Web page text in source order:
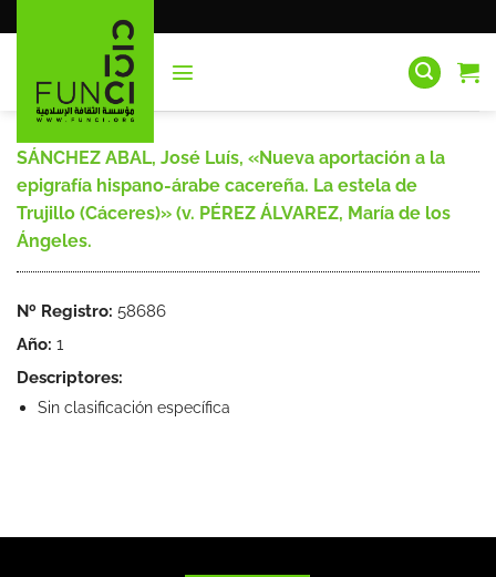
al
SÁNCHEZ ABAL, José Luís, «Nueva aportación a la
epigrafía hispano-árabe cacereña. La estela de
Trujillo (Cáceres)» (v. PÉREZ ÁLVAREZ, María de los
Ángeles.
Nº Registro: 58686
Año: 1
Descriptores:
Sin clasificación específica